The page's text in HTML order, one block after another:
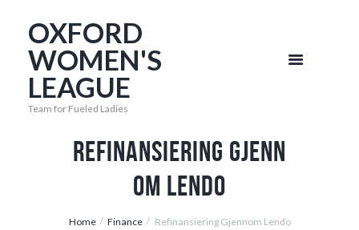
OXFORD
WOMEN'S
LEAGUE
Team for Fueled Ladies
Refinansiering Gjenn
om Lendo
Home Finance Refinansiering Gjennom Lendo